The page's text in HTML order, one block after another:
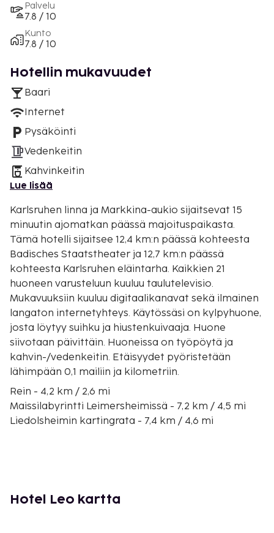
Palvelu
7.8 / 10
Kunto
7.8 / 10
Hotellin mukavuudet
Baari
Internet
Pysäköinti
Vedenkeitin
Kahvinkeitin
Lue lisää
Karlsruhen linna ja Markkina-aukio sijaitsevat 15
minuutin ajomatkan päässä majoituspaikasta.
Tämä hotelli sijaitsee 12,4 km:n päässä kohteesta
Badisches Staatstheater ja 12,7 km:n päässä
kohteesta Karlsruhen eläintarha. Kaikkien 21
huoneen varusteluun kuuluu taulutelevisio.
Mukavuuksiin kuuluu digitaalikanavat sekä ilmainen
langaton internetyhteys. Käytössäsi on kylpyhuone,
josta löytyy suihku ja hiustenkuivaaja. Huone
siivotaan päivittäin. Huoneissa on työpöytä ja
kahvin-/vedenkeitin. Etäisyydet pyöristetään
lähimpään 0,1 mailiin ja kilometriin.
Rein - 4,2 km / 2,6 mi
Maissilabyrintti Leimersheimissä - 7,2 km / 4,5 mi
Liedolsheimin kartingrata - 7,4 km / 4,6 mi
Kaiserstraße - 10,9 km / 6,8 mi
Hotel Leo kartta